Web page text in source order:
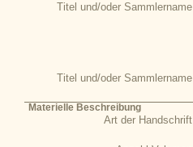
Titel und/oder Sammlername
Titel und/oder Sammlername
Materielle Beschreibung
Art der Handschrift